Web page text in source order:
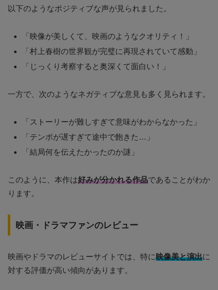
以下のようなポジティブな声が見られました。
「映像が美しくて、映画のようなクオリティ！」
「村上春樹の世界観が完璧に再現されていて感動」
「じっくり考察すると奥深くて面白い！」
一方で、次のようなネガティブな意見も多く見られます。
「ストーリーが難しすぎて意味がわからなかった」
「テンポが遅すぎて途中で飽きた…」
「結局何を伝えたかったのか謎」
このように、本作は好みが分かれる作品であることがわか
ります。
映画・ドラマファンのレビュー
映画やドラマのレビューサイトでは、特に映像美と演出に
対する評価が高い傾向があります。